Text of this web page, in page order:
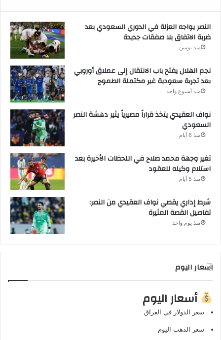
النصر يواجه العزلة في الدوري السعودي بعد
ضربة الاتفاق بلا صفقات جديدة
منذ يومين
نجم الهلال يفتح باب الانتقال إلى عملاق أوروبي
بعد تجربة سعودية غير مكتملة الطموح
منذ أسبوع واحد
نواف العقيدي يتخذ قراراً مصيرياً يثير دهشة النصر
السعودي
منذ 6 أيام
تغير وجهة محمد صلاح في اللحظات الأخيرة بعد
استلام وكيله للعقود
منذ 5 أيام
شرط إداري يقصي نواف العقيدي من النصر:
تفاصيل القصة المثيرة
منذ يوم واحد
اسعار اليوم
أسعار اليوم
سعر الدولار في العراق
سعر الذهب اليوم